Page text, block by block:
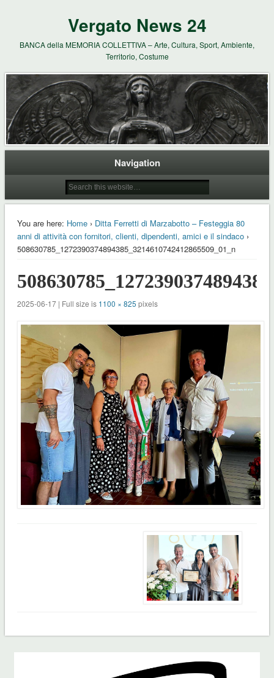
Vergato News 24
BANCA della MEMORIA COLLETTIVA – Arte, Cultura, Sport, Ambiente,
Territorio, Costume
Navigation
You are here: Home› Ditta Ferretti di Marzabotto – Festeggia 80
anni di attività con fornitori, clienti, dipendenti, amici e il sindaco›
508630785_1272390374894385_3214610742412865509_01_n
2025-06-17 | Full size is 1100 × 825 pixels